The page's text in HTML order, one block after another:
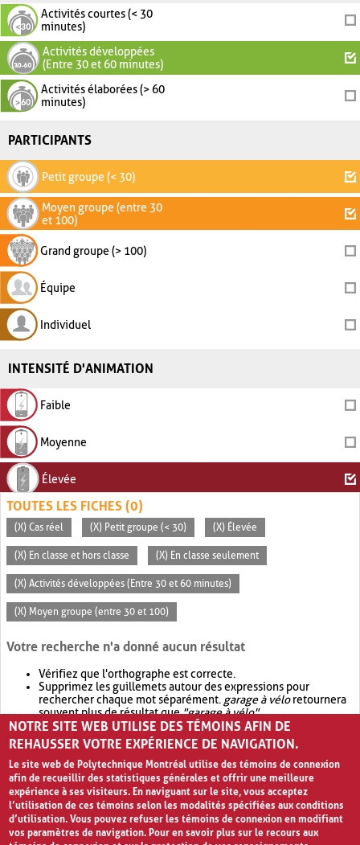
Activités courtes (< 30
minutes)
Activités développées
(Entre 30 et 60 minutes)
Activités élaborées (> 60
minutes)
PARTICIPANTS
Petit groupe (< 30)
Moyen groupe (entre 30
et 100)
Grand groupe (> 100)
Équipe
Individuel
INTENSITÉ D'ANIMATION
Faible
Moyenne
Élevée
TOUTES LES FICHES (0)
(X) Cas réel (X) Petit groupe (< 30) (X) Élevée
(X) En classe et hors classe (X) En classe seulement
(X) Activités développées (Entre 30 et 60 minutes)
(X) Moyen groupe (entre 30 et 100)
Votre recherche n'a donné aucun résultat
Vérifiez que l'orthographe est correcte.
Supprimez les guillemets autour des expressions pour
rechercher chaque mot séparément. garage à véloretournera
souvent plus de résultat que"garage à vélo".
Envisagez d'élargir votre recherche avec OR.garage OR vélo
retournera souvent plus de résultat quegarage à vélo
NOTRE SITE WEB UTILISE DES TÉMOINS AFIN DE
REHAUSSER VOTRE EXPÉRIENCE DE NAVIGATION.
Le site web de Polytechnique Montréal utilise des témoins de connexion
afin de recueillir des statistiques générales et offrir une meilleure
expérience à ses visiteurs. En naviguant sur le site, vous acceptez
l’utilisation de ces témoins selon les modalités spécifiées aux conditions
d’utilisation. Vous pouvez refuser les témoins de connexion en modifiant
vos paramètres de navigation. Pour en savoir plus sur le recours aux